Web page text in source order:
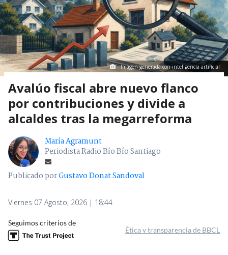
Imagen generada con inteligencia artificial
Avalúo fiscal abre nuevo flanco
por contribuciones y divide a
alcaldes tras la megarreforma
María Agramunt
Periodista Radio Bío Bío Santiago
Publicado porGustavo Donat Sandoval
Viernes 07 Agosto, 2026 | 18:44
Seguimos criterios de
Ética y transparencia de BBCL